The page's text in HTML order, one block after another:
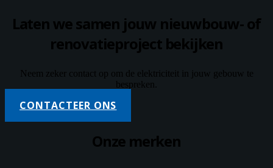
Laten we samen jouw nieuwbouw- of
renovatieproject bekijken
Neem zeker contact op om de elektriciteit in jouw gebouw te
bespreken.
CONTACTEER ONS
Onze merken